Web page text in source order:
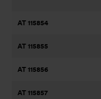
AT 115854
AT 115855
AT 115856
AT 115857